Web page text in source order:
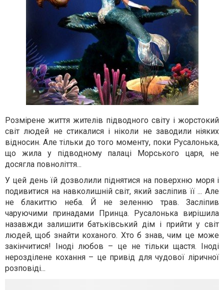
Розмірене життя жителів підводного світу і жорстокий
світ людей не стикалися і ніколи не заводили ніяких
відносин. Але тільки до того моменту, поки Русалонька,
що жила у підводному палаці Морського царя, не
досягла повноліття...
У цей день їй дозволили піднятися на поверхню моря і
подивитися на навколишній світ, який засліпив її ... Але
не блакиттю неба. Й не зеленню трав. Засліпив
чаруючими принадами Принца. Русалонька вирішила
назавжди залишити батьківський дім і прийти у світ
людей, щоб знайти коханого. Хто б знав, чим це може
закінчитися! Іноді любов – це не тільки щастя. Іноді
нерозділене кохання – це привід для чудової ліричної
розповіді...